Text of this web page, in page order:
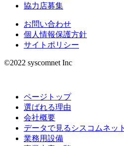
協力店募集
お問い合わせ
個人情報保護方針
サイトポリシー
©︎2022 syscomnet Inc
ページトップ
選ばれる理由
会社概要
データで見るシスコムネット
業務用設備